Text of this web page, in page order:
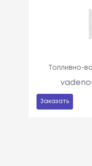
Топливно-
Заказать